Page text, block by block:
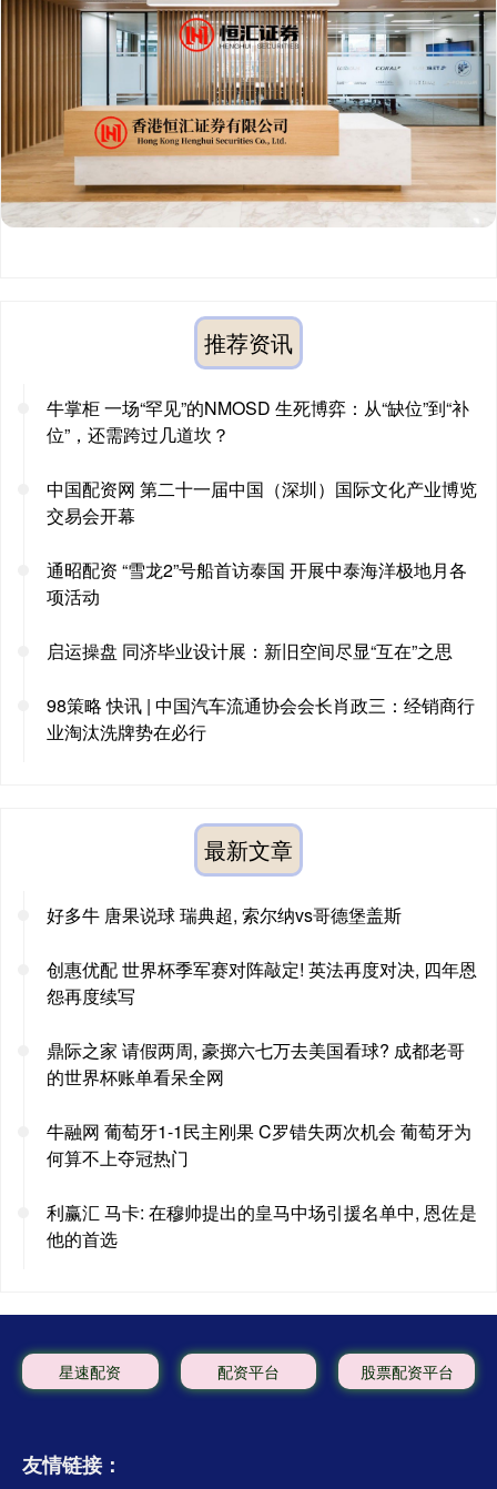
推荐资讯
牛掌柜 一场“罕见”的NMOSD 生死博弈：从“缺位”到“补
位”，还需跨过几道坎？
中国配资网 第二十一届中国（深圳）国际文化产业博览
交易会开幕
通昭配资 “雪龙2”号船首访泰国 开展中泰海洋极地月各
项活动
启运操盘 同济毕业设计展：新旧空间尽显“互在”之思
98策略 快讯 | 中国汽车流通协会会长肖政三：经销商行
业淘汰洗牌势在必行
最新文章
好多牛 唐果说球 瑞典超, 索尔纳vs哥德堡盖斯
创惠优配 世界杯季军赛对阵敲定! 英法再度对决, 四年恩
怨再度续写
鼎际之家 请假两周, 豪掷六七万去美国看球? 成都老哥
的世界杯账单看呆全网
牛融网 葡萄牙1-1民主刚果 C罗错失两次机会 葡萄牙为
何算不上夺冠热门
利赢汇 马卡: 在穆帅提出的皇马中场引援名单中, 恩佐是
他的首选
星速配资 配资平台 股票配资平台
友情链接：